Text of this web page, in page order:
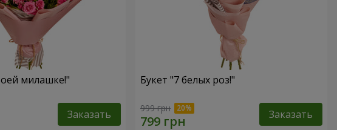
милашке!"
Заказать
Букет "7 белых роз!"
999 грн Заказать